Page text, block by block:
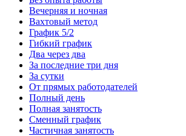
Вечерняя и ночная
Вахтовый метод
График 5/2
Гибкий график
Два через два
За последние три дня
За сутки
От прямых работодателей
Полный день
Полная занятость
Сменный график
Частичная занятость